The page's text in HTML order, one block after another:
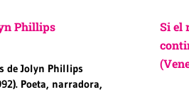
Phillips
de Jolyn Phillips
Poeta, narradora,
Si el